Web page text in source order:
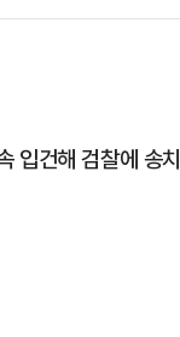
입건해 검찰에 송치